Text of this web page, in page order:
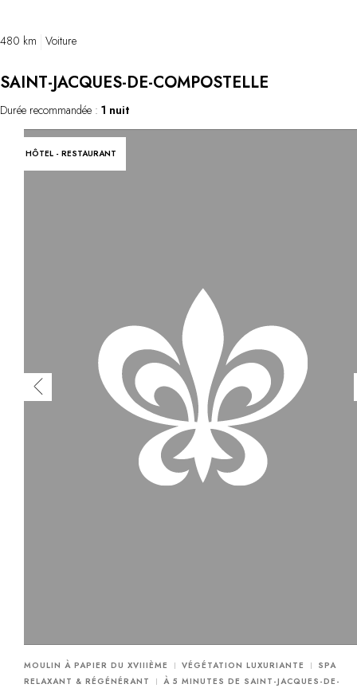
480 km Voiture
Durée recommandée : 1 nuit
SAINT-JACQUES-DE-COMPOSTELLE
HÔTEL - RESTAURANT
MOULIN À PAPIER DU XVIIIÈME VÉGÉTATION LUXURIANTE
SPA
RELAXANT & RÉGÉNÉRANT
À 5 MINUTES DE SAINT-JACQUES-DE-